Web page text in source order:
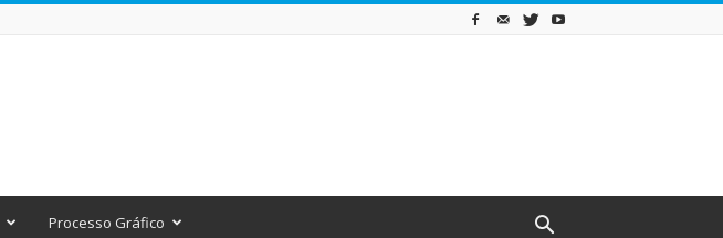
Processo Gráfico